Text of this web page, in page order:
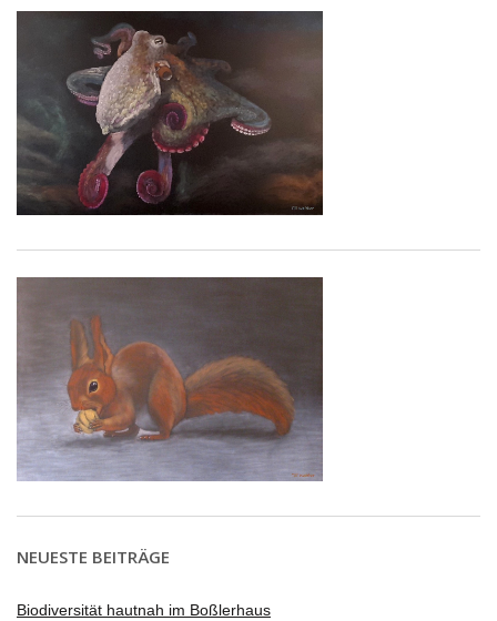
NEUESTE BEITRÄGE
Biodiversität hautnah im Boßlerhaus